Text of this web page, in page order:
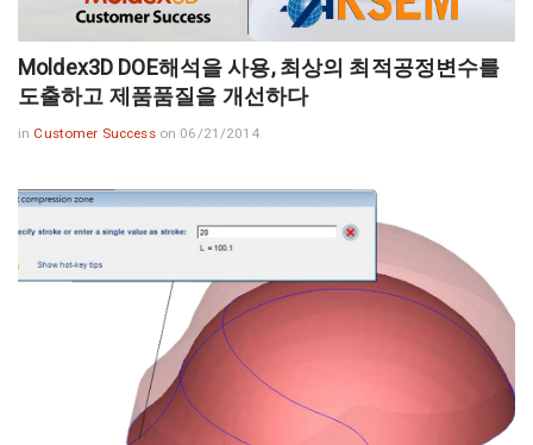
Moldex3D DOE해석을 사용, 최상의 최적공정변수를
도출하고 제품품질을 개선하다
in Customer Success on 06/21/2014